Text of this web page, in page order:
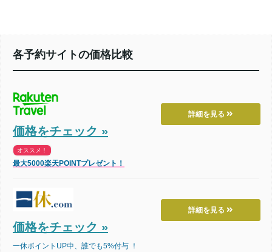
各予約サイトの価格比較
詳細を見る
価格をチェック »
オススメ！
最大5000楽天POINTプレゼント！
詳細を見る
価格をチェック »
一休ポイントUP中、誰でも5%付与 ！